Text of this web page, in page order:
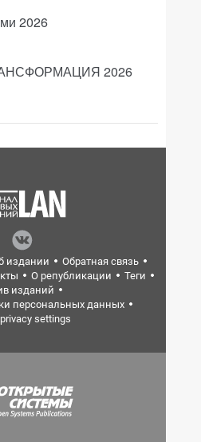
2026
2026
издании
Обратная связь
О републикации
Теги
изданий
персональных данных
settings